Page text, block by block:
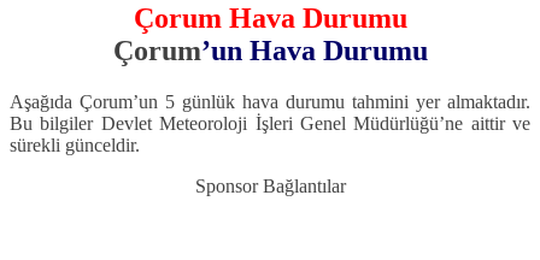
Çorum Hava Durumu
Çorum’un Hava Durumu
Aşağıda Çorum’un 5 günlük hava durumu tahmini yer almaktadır.
Bu bilgiler Devlet Meteoroloji İşleri Genel Müdürlüğü’ne aittir ve
sürekli günceldir.
Sponsor Bağlantılar